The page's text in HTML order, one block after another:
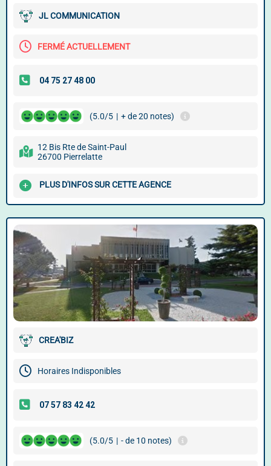
JL COMMUNICATION
FERMÉ ACTUELLEMENT
(5.0/5 | + de 20 notes)
12 Bis Rte de Saint-Paul
26700 Pierrelatte
PLUS D'INFOS SUR CETTE AGENCE
CREA'BIZ
Horaires Indisponibles
(5.0/5 | - de 10 notes)